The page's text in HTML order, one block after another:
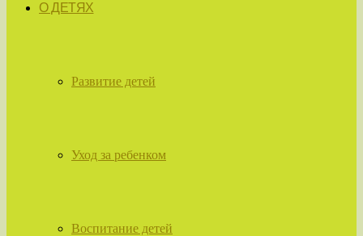
О ДЕТЯХ
Развитие детей
Уход за ребенком
Воспитание детей